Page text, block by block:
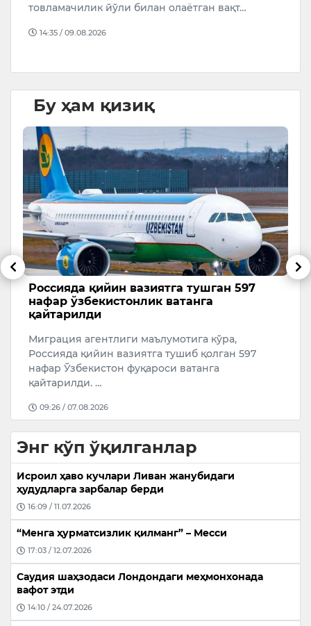
товламачилик йўли билан олаётган вақт…
14:35 / 09.08.2026
Бу ҳам қизиқ
Россияда қийин вазиятга тушган 597
нафар ўзбекистонлик ватанга
қайтарилди
Миграция агентлиги маълумотига кўра,
Россияда қийин вазиятга тушиб қолган 597
нафар Ўзбекистон фуқароси ватанга
қайтарилди. …
09:26 / 07.08.2026
Энг кўп ўқилганлар
Исроил ҳаво кучлари Ливан жанубидаги
ҳудудларга зарбалар берди
16:09 / 11.07.2026
“Менга ҳурматсизлик қилманг” – Месси
17:03 / 12.07.2026
Саудия шаҳзодаси Лондондаги меҳмонхонада
вафот этди
14:10 / 24.07.2026